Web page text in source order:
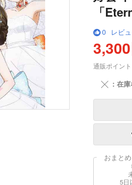
「
0 レビ
通販ポイント
╳ ：在
おまと
5日